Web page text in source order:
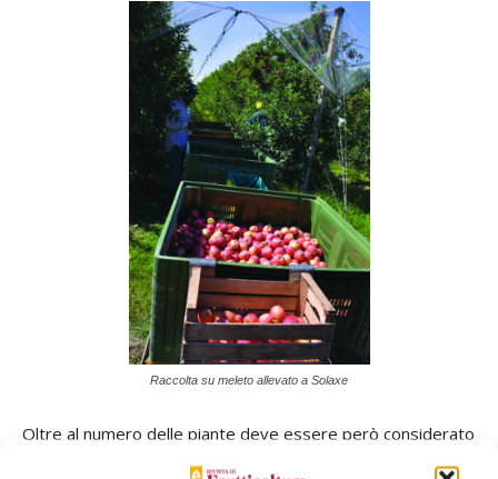
Raccolta su meleto allevato a Solaxe
Oltre al numero delle piante deve essere però considerato
un ulteriore aspetto legato alla differente distanza fra le